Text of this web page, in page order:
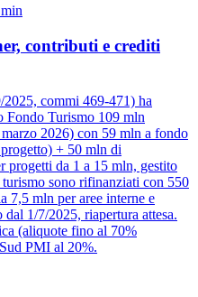
min
contributi e crediti
commi 469-471) ha
Turismo 109 mln
2026) con 59 mln a fondo
+ 50 mln di
progetti da 1 a 15 mln, gestito
sono rifinanziati con 550
7,5 mln per aree interne e
1/7/2025, riapertura attesa.
(aliquote fino al 70%
PMI al 20%.